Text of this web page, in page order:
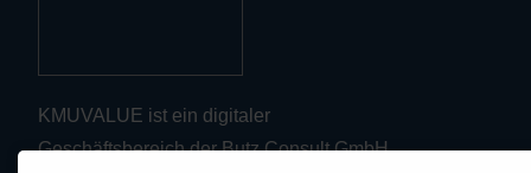
KMUVALUE ist ein digitaler
Geschäftsbereich der Butz Consult GmbH.